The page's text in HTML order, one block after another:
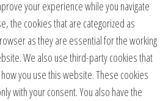
your experience while you navigate
the cookies that are categorized as
as they are essential for the working
We also use third-party cookies that
you use this website. These cookies
with your consent. You also have the